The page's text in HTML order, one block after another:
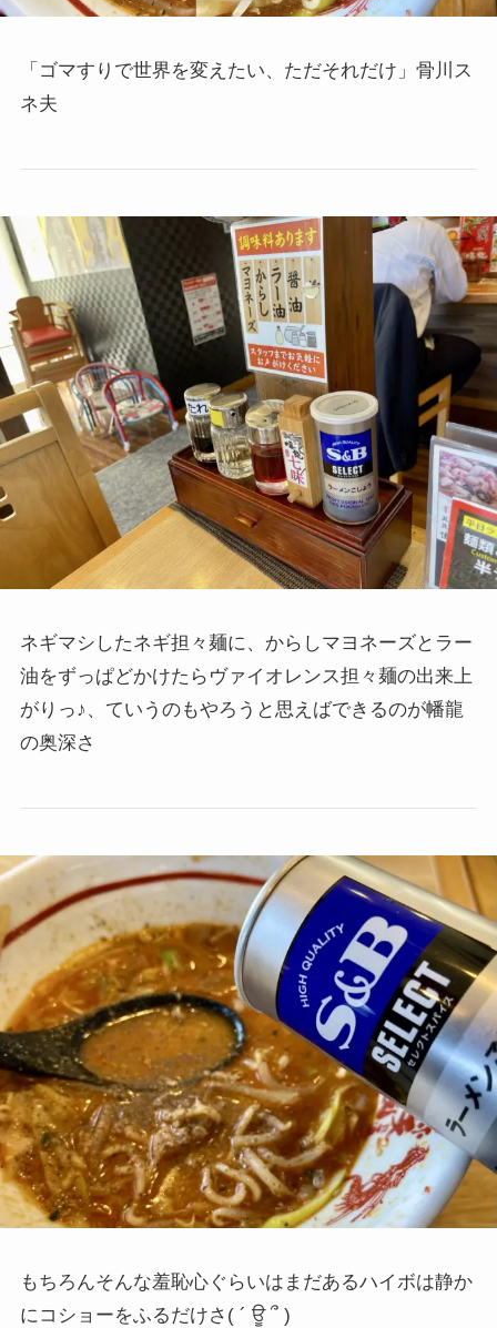
「ゴマすりで世界を変えたい、ただそれだけ」骨川ス
ネ夫
ネギマシしたネギ担々麺に、からしマヨネーズとラー
油をずっぱどかけたらヴァイオレンス担々麺の出来上
がりっ♪、ていうのもやろうと思えばできるのが幡龍
の奥深さ
もちろんそんな羞恥心ぐらいはまだあるハイボは静か
にコショーをふるだけさ ( ´ ਊ ՞ )ゞ